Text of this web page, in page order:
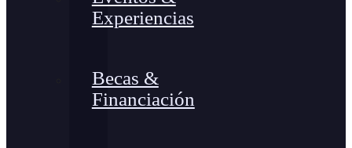
Experiencias
Becas &
Financiación